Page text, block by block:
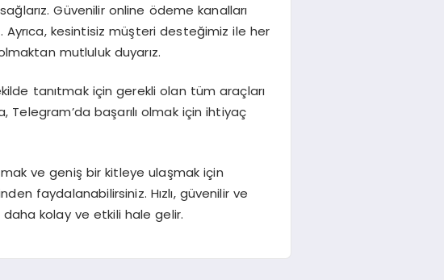
Güvenilir online ödeme kanalları
kesintisiz müşteri desteğimiz ile her
mutluluk duyarız.
tanıtmak için gerekli olan tüm araçları
Telegram’da başarılı olmak için ihtiyaç
ve geniş bir kitleye ulaşmak için
faydalanabilirsiniz. Hızlı, güvenilir ve
kolay ve etkili hale gelir.